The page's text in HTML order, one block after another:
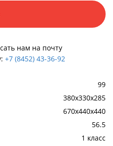
нам на почту
+7 (8452) 43-36-92
99
380х330х285
670х440х440
56.5
1 класс